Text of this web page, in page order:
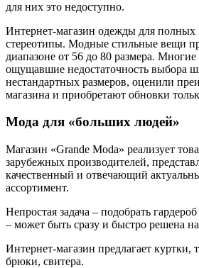
для них это недоступно.
Интернет-магазин одежды для полных
стереотипы. Модные стильные вещи
диапазоне от 56 до 80 размера.
ощущавшие недостаточность выбора
нестандартных размеров, оценили
магазина и приобретают обновки
Мода для «больших людей»
Магазин «Grande Moda» реализует
зарубежных производителей,
качественный и отвечающий
ассортимент.
Непростая задача – подобрать
– может быть сразу и быстро решена
Интернет-магазин предлагает куртки,
брюки, свитера.